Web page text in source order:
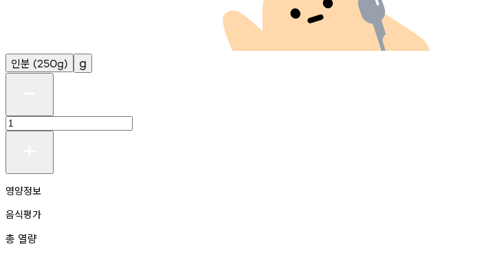
인분 (250g) g
영양정보
음식평가
총 열량